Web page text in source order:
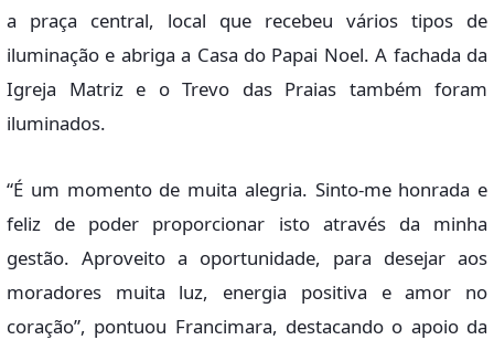
a praça central, local que recebeu vários tipos de
iluminação e abriga a Casa do Papai Noel. A fachada da
Igreja Matriz e o Trevo das Praias também foram
iluminados.
“É um momento de muita alegria. Sinto-me honrada e
feliz de poder proporcionar isto através da minha
gestão. Aproveito a oportunidade, para desejar aos
moradores muita luz, energia positiva e amor no
coração”, pontuou Francimara, destacando o apoio da